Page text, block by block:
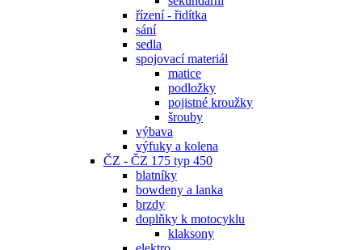
řízení - řidítka
sání
sedla
spojovací materiál
matice
podložky
pojistné kroužky
šrouby
výbava
výfuky a kolena
ČZ - ČZ 175 typ 450
blatníky
bowdeny a lanka
brzdy
doplňky k motocyklu
klaksony